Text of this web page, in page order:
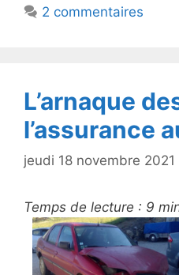
o
2 commentaires
L’arnaque
l’assurance
jeudi 18 novembre 2021
Temps de lecture : 9